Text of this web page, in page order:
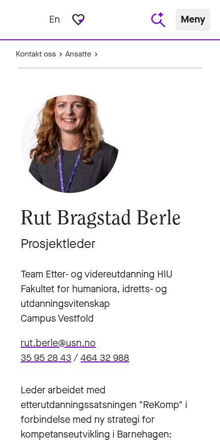
En favorite_border Meny
Kontakt oss Ansatte
Rut Bragstad Berle
Prosjektleder
Team Etter- og videreutdanning HIU
Fakultet for humaniora, idretts- og
utdanningsvitenskap
Campus Vestfold
rut.berle@usn.no
35 95 28 43/464 32 988
Leder arbeidet med
etterutdanningssatsningen "ReKomp" i
forbindelse med ny strategi for
kompetanseutvikling i Barnehagen: